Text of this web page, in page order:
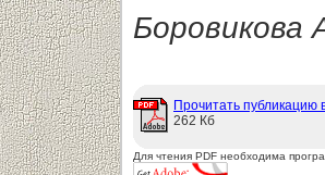
Боровикова
Прочитать публикацию
262 Кб
Для чтения PDF необходима